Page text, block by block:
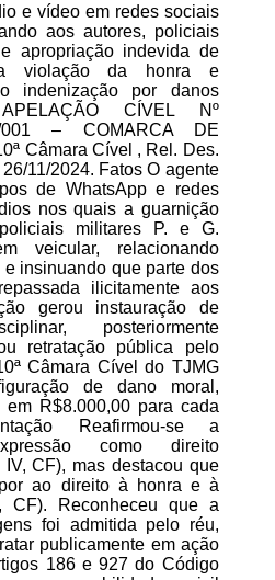
e vídeo em redes sociais
aos autores, policiais
apropriação indevida de
violação da honra e
indenização por danos
CÍVEL Nº
4/001 – COMARCA DE
Câmara Cível , Rel. Des.
11/2024. Fatos O agente
de WhatsApp e redes
nos quais a guarnição
militares P. e G.
veicular, relacionando
insinuando que parte dos
ilicitamente aos
gerou instauração de
posteriormente
retratação pública pelo
Câmara Cível do TJMG
de dano moral,
em R$8.000,00 para cada
Reafirmou-se a
como direito
IV, CF), mas destacou que
ao direito à honra e à
CF). Reconheceu que a
foi admitida pelo réu,
publicamente em ação
186 e 927 do Código